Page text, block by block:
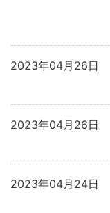
2023年04月26日
2023年04月26日
2023年04月24日